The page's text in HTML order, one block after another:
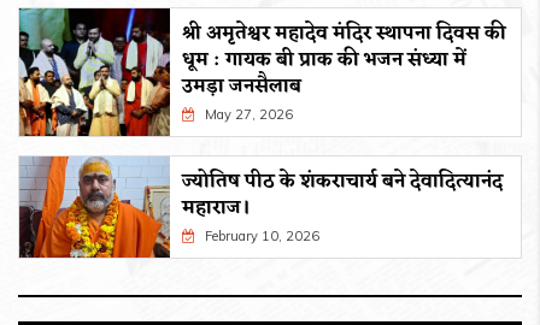
श्री अमृतेश्वर महादेव मंदिर स्थापना दिवस की
धूम : गायक बी प्राक की भजन संध्या में
उमड़ा जनसैलाब
May 27, 2026
ज्योतिष पीठ के शंकराचार्य बने देवादित्यानंद
महाराज।
February 10, 2026